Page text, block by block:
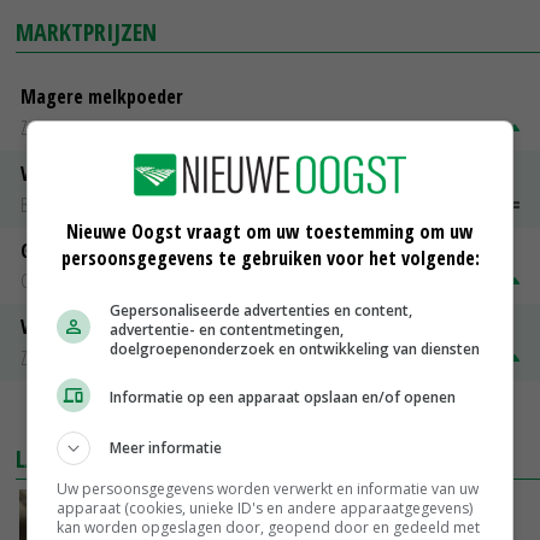
MARKTPRIJZEN
Magere melkpoeder
Zuivel NL
€ 269,00 € 7,00
Vleeskuikens 2001-2600 gr
Barneveld
Gerst
Groningen
Volle melkpoeder
Zuivel NL
€ 345,00 € 20,00
LAATSTE NIEUWS
‘Samenwerking A-ware en Amalthea gaat
zorgen voor meer balans’
Nieuwe Oogst vraagt om uw toestemming om uw
persoonsgegevens te gebruiken voor het volgende:
Gepersonaliseerde advertenties en content,
advertentie- en contentmetingen,
doelgroepenonderzoek en ontwikkeling van diensten
Informatie op een apparaat opslaan en/of openen
Meer informatie
Uw persoonsgegevens worden verwerkt en informatie van uw
apparaat (cookies, unieke ID's en andere apparaatgegevens)
kan worden opgeslagen door, geopend door en gedeeld met